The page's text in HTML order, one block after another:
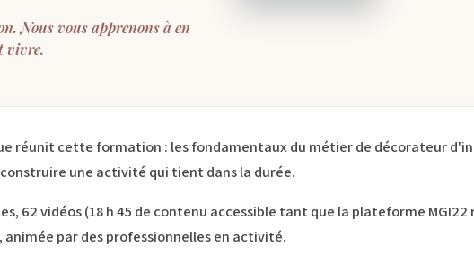
Nous vous apprenons à en
vivre.
réunit cette formation : les fondamentaux du métier de décorateur
une activité qui tient dans la durée.
62 vidéos (18 h 45 de contenu accessible tant que la plateforme MGI22
par des professionnelles en activité.